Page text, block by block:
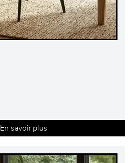
En savoir plus